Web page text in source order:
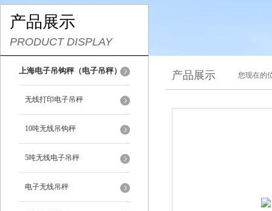
产品展示
PRODUCT DISPLAY
上海电子吊钩秤（电子吊秤）
无线打印电子吊秤
10吨无线吊钩秤
5吨无线电子吊秤
电子无线吊秤
产品展示 您现在的